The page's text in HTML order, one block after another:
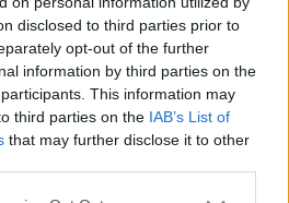
disclosed to third parties prior to
opt-out of the further
information by third parties on the
This information may
third parties on the IAB’s List of
that may further disclose it to other
επίθεση από
- "Δεν είστε
στο newsletter